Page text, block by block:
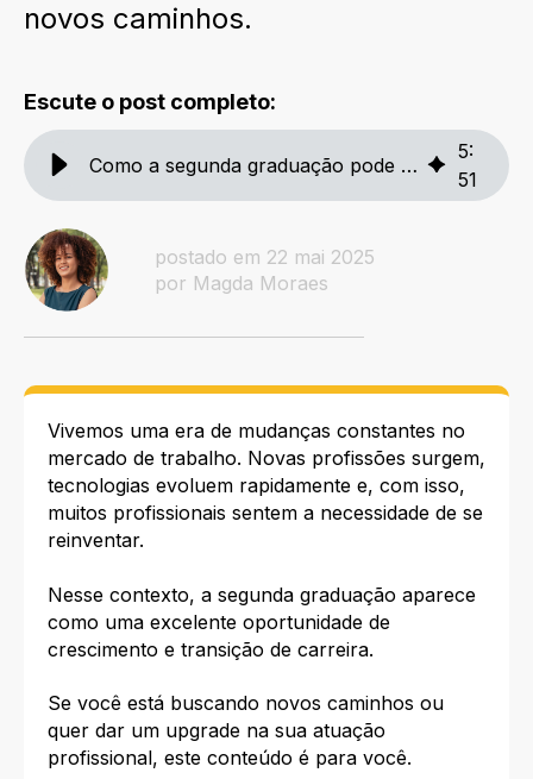
novos caminhos.
Escute o post completo:
Como a segunda graduação pode transformar sua carreira
5:
51
postado em 22 mai 2025
por Magda Moraes
Vivemos uma era de mudanças constantes no
mercado de trabalho. Novas profissões surgem,
tecnologias evoluem rapidamente e, com isso,
muitos profissionais sentem a necessidade de se
reinventar.
Nesse contexto, a segunda graduação aparece
como uma excelente oportunidade de
crescimento e transição de carreira.
Se você está buscando novos caminhos ou
quer dar um upgrade na sua atuação
profissional, este conteúdo é para você.